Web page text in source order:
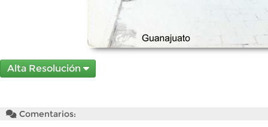
Alta Resolución
Comentarios: